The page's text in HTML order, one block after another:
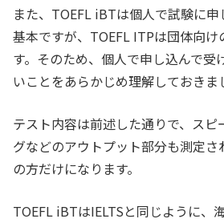
また、TOEFL iBTは個人で試験に
基本ですが、TOEFL ITPは団体向け
す。そのため、個人で申し込んで受
いことをあらかじめ理解しておきま
テスト内容は前述した通りで、スピ
グなどのアウトプット部分も測定
の方だけになります。
TOEFL iBTはIELTSと同じように、